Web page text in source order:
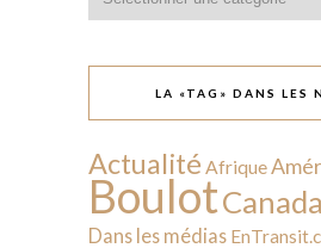
LA «TAG» DANS LES
Actualité Afrique
BoulotCanada
Dans les médias